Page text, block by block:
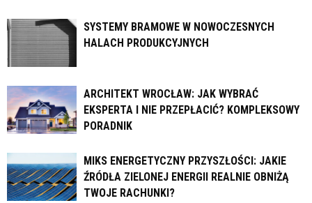
SYSTEMY BRAMOWE W NOWOCZESNYCH
HALACH PRODUKCYJNYCH
ARCHITEKT WROCŁAW: JAK WYBRAĆ
EKSPERTA I NIE PRZEPŁACIĆ? KOMPLEKSOWY
PORADNIK
MIKS ENERGETYCZNY PRZYSZŁOŚCI: JAKIE
ŹRÓDŁA ZIELONEJ ENERGII REALNIE OBNIŻĄ
TWOJE RACHUNKI?